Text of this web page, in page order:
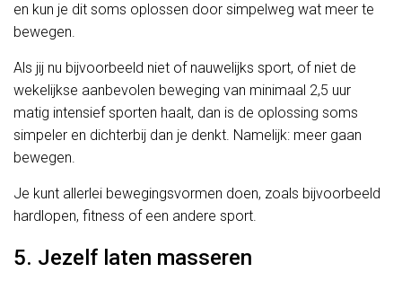
en kun je dit soms oplossen door simpelweg wat meer te
bewegen.
Als jij nu bijvoorbeeld niet of nauwelijks sport, of niet de
wekelijkse aanbevolen beweging van minimaal 2,5 uur
matig intensief sporten haalt, dan is de oplossing soms
simpeler en dichterbij dan je denkt. Namelijk: meer gaan
bewegen.
Je kunt allerlei bewegingsvormen doen, zoals bijvoorbeeld
hardlopen, fitness of een andere sport.
5. Jezelf laten masseren